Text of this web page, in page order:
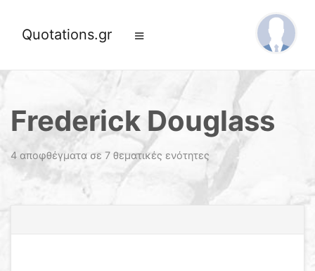
Quotations.gr
Frederick Douglass
4 αποφθέγματα σε 7 θεματικές ενότητες